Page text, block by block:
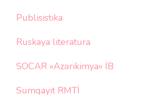
Publisistika
Ruskaya literatura
SOCAR «Azərikimya» İB
Sumqayıt RMTİ